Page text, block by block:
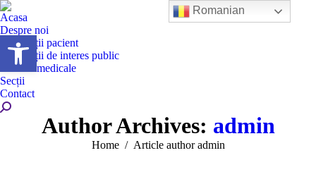
Deschide bara de unelte
Acasa
Despre noi
Informații pacient
Informații de interes public
Servicii medicale
Secții
Contact
Search:
Author Archives: admin
You are here:
Home Article author admin
Romanian